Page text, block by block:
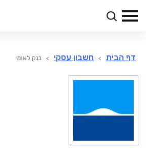
דף הבית > חשבון עסקי > בנק לאומי